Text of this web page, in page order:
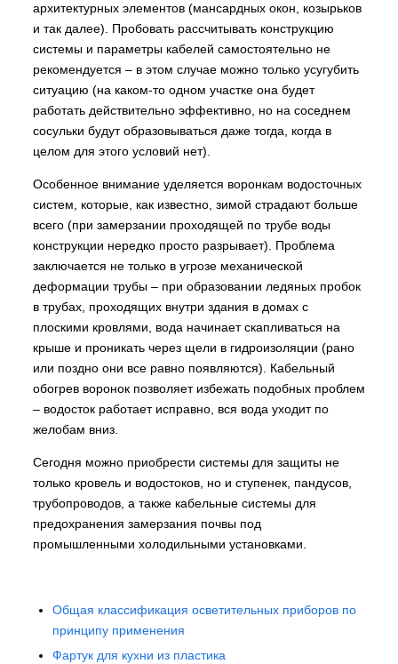
архитектурных элементов (мансардных окон, козырьков
и так далее). Пробовать рассчитывать конструкцию
системы и параметры кабелей самостоятельно не
рекомендуется – в этом случае можно только усугубить
ситуацию (на каком-то одном участке она будет
работать действительно эффективно, но на соседнем
сосульки будут образовываться даже тогда, когда в
целом для этого условий нет).
Особенное внимание уделяется воронкам водосточных
систем, которые, как известно, зимой страдают больше
всего (при замерзании проходящей по трубе воды
конструкции нередко просто разрывает). Проблема
заключается не только в угрозе механической
деформации трубы – при образовании ледяных пробок
в трубах, проходящих внутри здания в домах с
плоскими кровлями, вода начинает скапливаться на
крыше и проникать через щели в гидроизоляции (рано
или поздно они все равно появляются). Кабельный
обогрев воронок позволяет избежать подобных проблем
– водосток работает исправно, вся вода уходит по
желобам вниз.
Сегодня можно приобрести системы для защиты не
только кровель и водостоков, но и ступенек, пандусов,
трубопроводов, а также кабельные системы для
предохранения замерзания почвы под
промышленными холодильными установками.
Общая классификация осветительных приборов по
принципу применения
Фартук для кухни из пластика